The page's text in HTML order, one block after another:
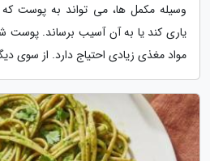
وسیله مکمل ها، می تواند به پوست
یاری کند یا به آن آسیب برساند. پوست
مواد مغذی زیادی احتیاج دارد. از سوی